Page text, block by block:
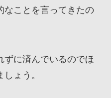
なことを言ってきたの
ずに済んでいるのでほ
ょう。